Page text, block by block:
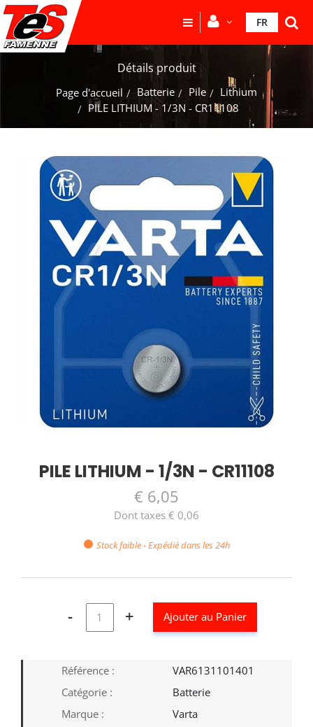
FR
Détails produit
Page d'accueil Batterie Pile
Lithium
PILE LITHIUM - 1/3N - CR11108
PILE LITHIUM - 1/3N - CR11108
€ 6,05
Dont taxes € 0,06
Stock faible - Expédié dans les 24h
- + Ajouter au Panier
Référence :
VAR6131101401
Catégorie :
Batterie
Marque :
Varta